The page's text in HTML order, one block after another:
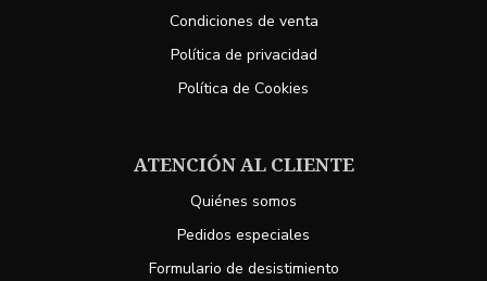
Condiciones de venta
Política de privacidad
Política de Cookies
ATENCIÓN AL CLIENTE
Quiénes somos
Pedidos especiales
Formulario de desistimiento